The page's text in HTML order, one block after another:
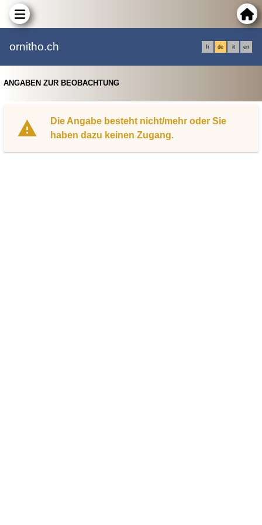
ornitho.ch fr de it en
ANGABEN ZUR BEOBACHTUNG
Die Angabe besteht nicht/mehr oder Sie
haben dazu keinen Zugang.